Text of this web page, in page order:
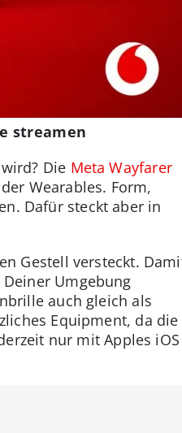
streamen
Die Meta Wayfarer
Wearables. Form,
Dafür steckt aber in
Gestell versteckt.
Umgebung
auch gleich als
Equipment, da die
nur mit Apples iOS